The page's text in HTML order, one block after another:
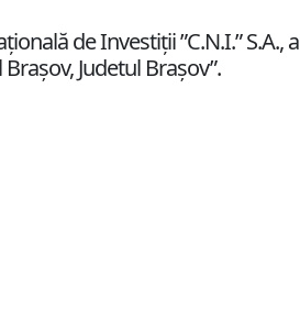
de Investiţii ”C.N.I.” S.A., a
Judetul Brașov”.